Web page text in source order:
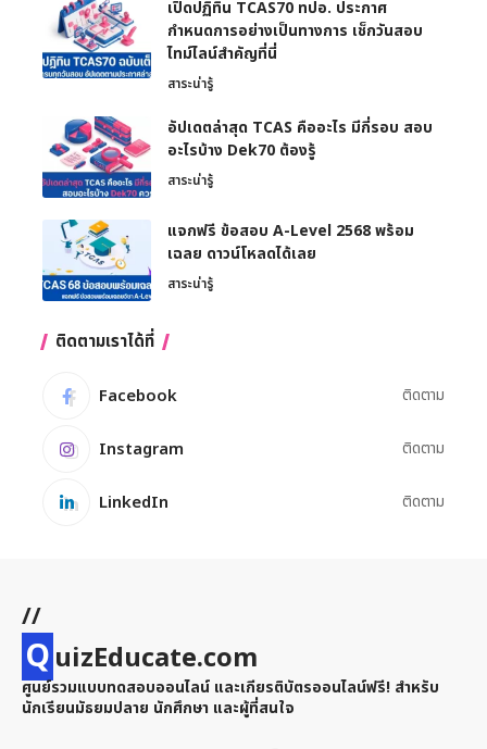
เปิดปฏิทิน TCAS70 ทปอ. ประกาศ
กำหนดการอย่างเป็นทางการ เช็กวันสอบ
ไทม์ไลน์สำคัญที่นี่
สาระน่ารู้
อัปเดตล่าสุด TCAS คืออะไร มีกี่รอบ สอบ
อะไรบ้าง Dek70 ต้องรู้
สาระน่ารู้
แจกฟรี ข้อสอบ A-Level 2568 พร้อม
เฉลย ดาวน์โหลดได้เลย
สาระน่ารู้
ติดตามเราได้ที่
Facebook ติดตาม
Instagram ติดตาม
LinkedIn ติดตาม
//
QuizEducate.com
ศูนย์รวมแบบทดสอบออนไลน์ และเกียรติบัตรออนไลน์ฟรี! สำหรับ
นักเรียนมัธยมปลาย นักศึกษา และผู้ที่สนใจ